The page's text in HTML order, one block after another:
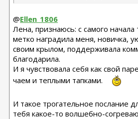
@Ellen_1806
Лена, признаюсь: с самого начала
метко наградила меня, новичка,
своим крылом, поддерживала
благодарила.
И я чувствовала себя как свой
чаем и теплыми тапками.
И такое трогательное послание
тебя какое-то волшебно-